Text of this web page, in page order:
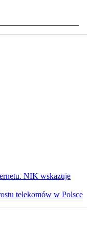
NIK wskazuje
telekomów w Polsce